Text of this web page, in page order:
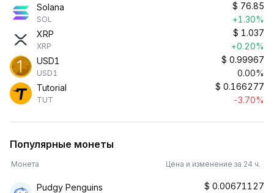
Solana
SOL
$ 76.85
+1.30%
XRP
XRP
$ 1.037
+0.20%
USD1
USD1
$ 0.99967
0.00%
Tutorial
TUT
$ 0.166277
-3.70%
Популярные монеты
Монета Цена и изменение за 24 ч.
Pudgy Penguins $ 0.00671127